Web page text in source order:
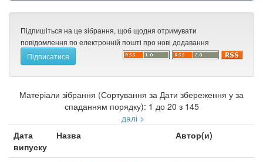
Підпишіться на це зібрання, щоб щодня отримувати
повідомлення по електронній пошті про нові додавання
Матеріали зібрання (Сортування за Дати збереження у за
спаданням порядку): 1 до 20 з 145
далі >
Дата
випуску
Назва Автор(и)